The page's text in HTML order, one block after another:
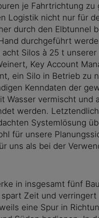
je Fahrtrichtung
Logistik nicht nur für
durch den Elbtunnel
durchgeführt
Silos à 25 t
Key Account
ein Silo in Betrieb zu
Kenndaten der
vermischt und
werden.
Systemlösung
für unsere
als bei der
in insgesamt fünf
Zeit und
eine Spur in